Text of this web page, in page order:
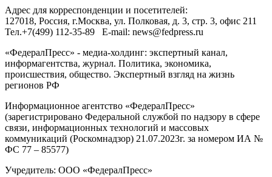
Адрес для корреспонденции и посетителей:
127018, Россия, г.Москва, ул. Полковая, д. 3, стр. 3, офис 211
Тел.+7(499) 112-35-89 E-mail: news@fedpress.ru
«ФедералПресс» - медиа-холдинг: экспертный канал,
информагентства, журнал. Политика, экономика,
происшествия, общество. Экспертный взгляд на жизнь
регионов РФ
Информационное агентство «ФедералПресс»
(зарегистрировано Федеральной службой по надзору в сфере
связи, информационных технологий и массовых
коммуникаций (Роскомнадзор) 21.07.2023г. за номером ИА №
ФС 77 – 85577)
Учредитель: ООО «ФедералПресс»